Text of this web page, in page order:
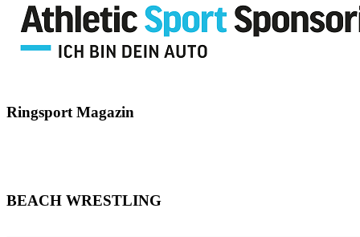
Ringsport Magazin
BEACH WRESTLING